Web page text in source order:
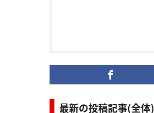
最新の投稿記事(全体)